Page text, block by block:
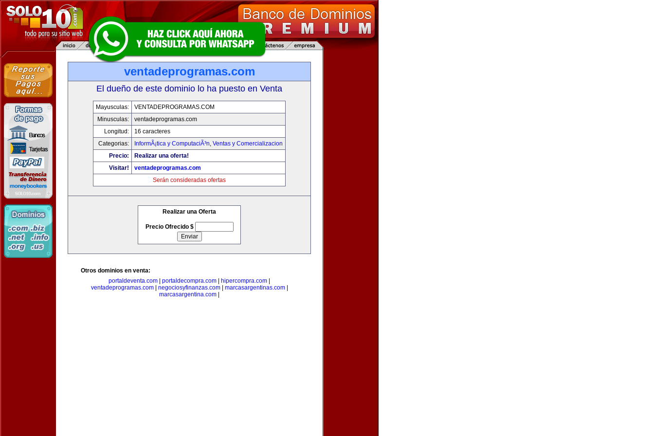
ventadeprogramas.com
El dueño de este dominio lo ha puesto en Venta
Mayusculas:
VENTADEPROGRAMAS.COM
Minusculas:
ventadeprogramas.com
Longitud:
16 caracteres
Categorias:
InformÃ¡tica y ComputaciÃ³n, Ventas y Comercializacion
Precio:
Realizar una oferta!
Visitar!
ventadeprogramas.com
Serán consideradas ofertas
Realizar una Oferta
Precio Ofrecido $
Otros dominios en venta:
portaldeventa.com
portaldecompra.com hipercompra.com
ventadeprogramas.com| negociosyfinanzas.com| marcasargentinas.com|
marcasargentina.com